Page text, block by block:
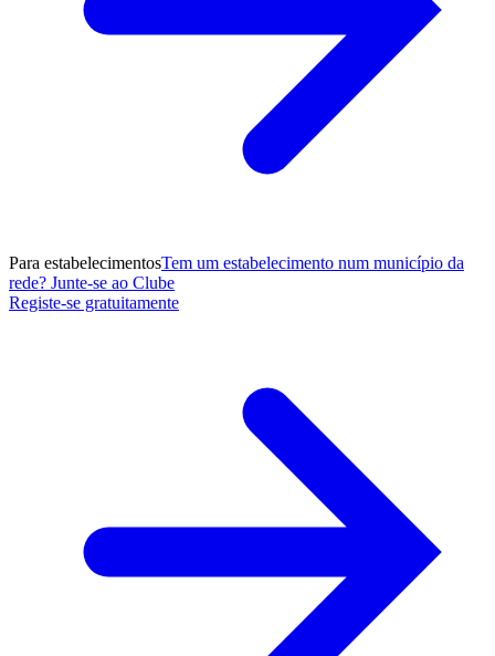
Para estabelecimentosTem um estabelecimento num município da
rede? Junte-se ao Clube
Registe-se gratuitamente